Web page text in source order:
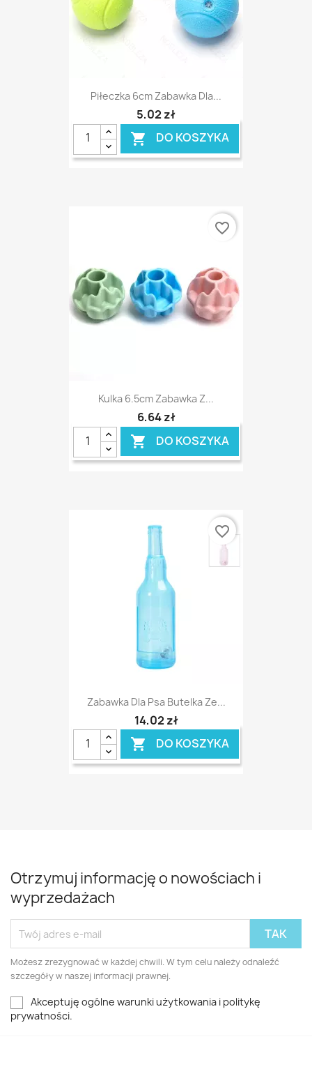
Piłeczka 6cm Zabawka Dla...
5,02 zł
 DO KOSZYKA
Kulka 6.5cm Zabawka Z...
6,64 zł
 DO KOSZYKA
favorite_border
Zabawka Dla Psa Butelka Ze...
14,02 zł
 DO KOSZYKA
favorite_border
Otrzymuj informację o nowościach i
wyprzedażach
Możesz zrezygnować w każdej chwili. W tym celu należy odnaleźć
szczegóły w naszej informacji prawnej.
Akceptuję ogólne warunki użytkowania i politykę
prywatności.